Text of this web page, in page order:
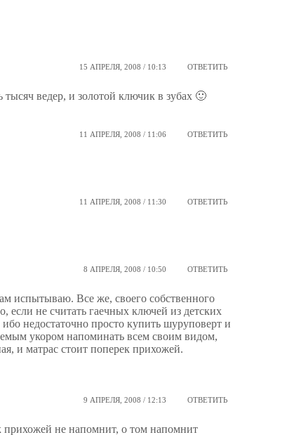
15 АПРЕЛЯ, 2008 / 10:13 ОТВЕТИТЬ
тысяч ведер, и золотой ключик в зубах 🙂
11 АПРЕЛЯ, 2008 / 11:06 ОТВЕТИТЬ
11 АПРЕЛЯ, 2008 / 11:30 ОТВЕТИТЬ
8 АПРЕЛЯ, 2008 / 10:50 ОТВЕТИТЬ
испытываю. Все же, своего собственного
если не считать гаечных ключей из детских
недостаточно просто купить шуруповерт и
укором напоминать всем своим видом,
и матрас стоит поперек прихожей.
9 АПРЕЛЯ, 2008 / 12:13 ОТВЕТИТЬ
прихожей не напомнит, о том напомнит